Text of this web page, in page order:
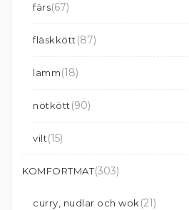
färs(67)
fläskkött (87)
lamm(18)
nötkött (90)
vilt(15)
KOMFORTMAT(303)
curry, nudlar och wok (21)